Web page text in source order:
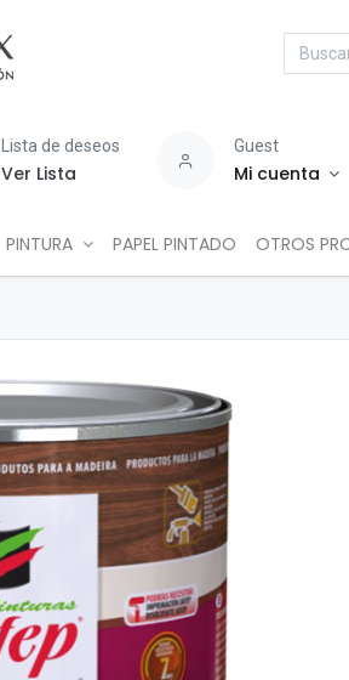
Lista de deseos
Ver Lista
Guest
Mi cuenta
PINTURA PAPEL PINTADO OTROS